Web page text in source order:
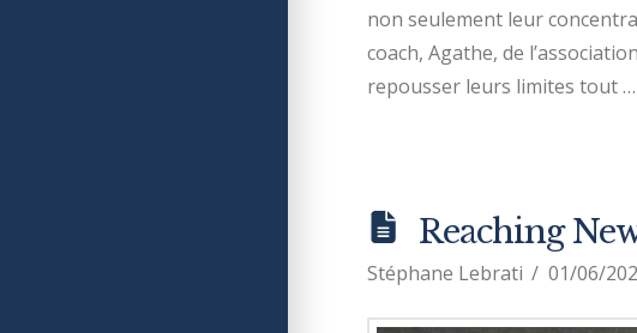
non seulement leur
coach, Agathe, de
repousser leurs limites tout …
Reaching
Stéphane Lebrati 01/06/